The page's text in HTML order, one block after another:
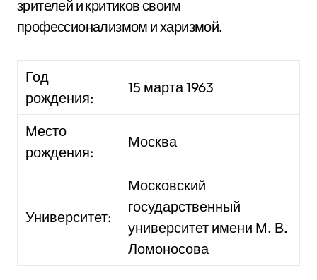
зрителей и критиков своим
профессионализмом и харизмой.
Год
рождения:
15 марта 1963
Место
рождения:
Москва
Университет:
Московский
государственный
университет имени М. В.
Ломоносова